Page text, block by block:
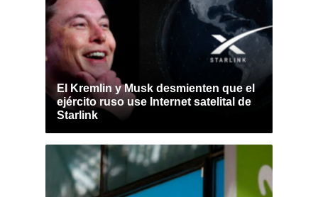
El Kremlin y Musk desmienten que el
ejército ruso use Internet satelital de
Starlink